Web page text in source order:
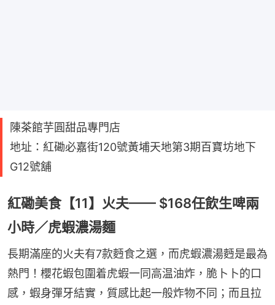
陳茶館芋圓甜品專門店
地址：紅磡必嘉街120號黃埔天地第3期百寶坊地下
G12號舖
紅磡美食【11】火夫—— $168任飲生啤兩
小時／虎蝦濃湯麵
長期滿座的火夫有7款麪食之選，而虎蝦濃湯麪是最為
熱門！櫻花蝦包圍着虎蝦一同高温油炸，脆卜卜的口
感，蝦身彈牙結實，質感比起一般炸物不同；而且拉